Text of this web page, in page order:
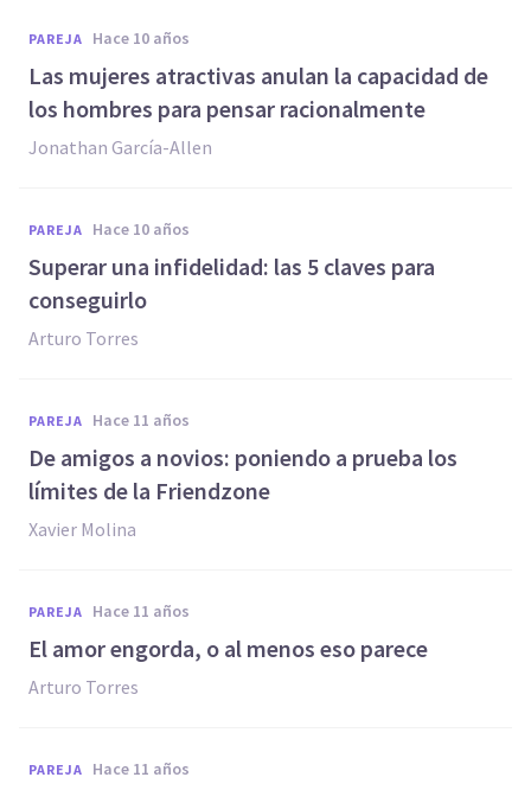
PAREJA hace 10 años
​Las mujeres atractivas anulan la capacidad de
los hombres para pensar racionalmente
Jonathan García-Allen
PAREJA hace 10 años
Superar una infidelidad: las 5 claves para
conseguirlo
Arturo Torres
PAREJA hace 11 años
​De amigos a novios: poniendo a prueba los
límites de la Friendzone
Xavier Molina
PAREJA hace 11 años
​El amor engorda, o al menos eso parece
Arturo Torres
PAREJA hace 11 años